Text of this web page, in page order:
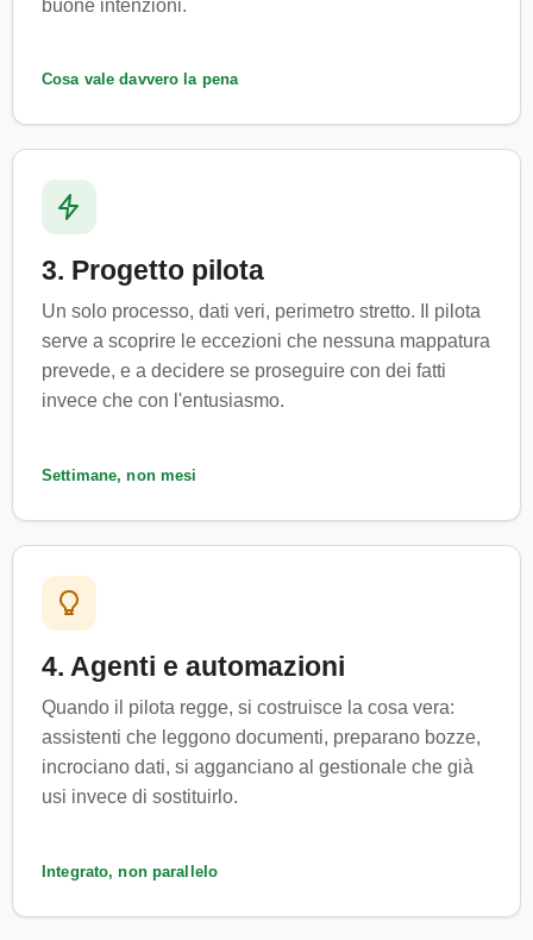
buone intenzioni.
Cosa vale davvero la pena
3. Progetto pilota
Un solo processo, dati veri, perimetro stretto. Il pilota
serve a scoprire le eccezioni che nessuna mappatura
prevede, e a decidere se proseguire con dei fatti
invece che con l'entusiasmo.
Settimane, non mesi
4. Agenti e automazioni
Quando il pilota regge, si costruisce la cosa vera:
assistenti che leggono documenti, preparano bozze,
incrociano dati, si agganciano al gestionale che già
usi invece di sostituirlo.
Integrato, non parallelo